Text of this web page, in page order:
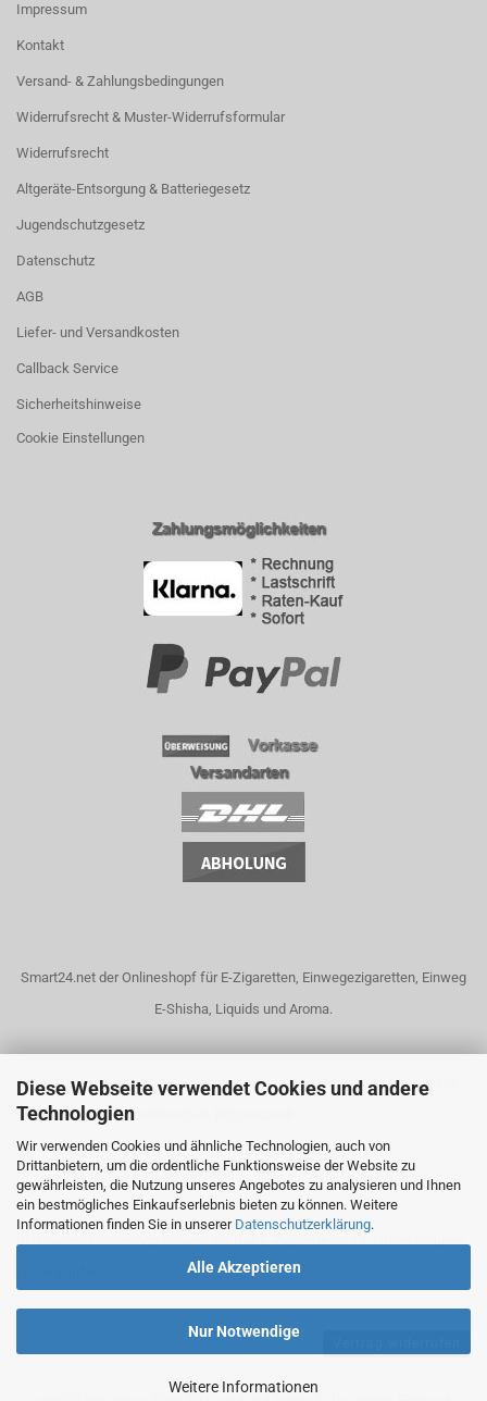
Diese Webseite verwendet Cookies und andere
Technologien
Wir verwenden Cookies und ähnliche Technologien, auch von
Drittanbietern, um die ordentliche Funktionsweise der Website zu
gewährleisten, die Nutzung unseres Angebotes zu analysieren und Ihnen
ein bestmögliches Einkaufserlebnis bieten zu können. Weitere
Informationen finden Sie in unserer Datenschutzerklärung.
Alle Akzeptieren
Nur Notwendige
Weitere Informationen
Impressum
Kontakt
Versand- & Zahlungsbedingungen
Widerrufsrecht & Muster-Widerrufsformular
Widerrufsrecht
Altgeräte-Entsorgung & Batteriegesetz
Jugendschutzgesetz
Datenschutz
AGB
Liefer- und Versandkosten
Callback Service
Sicherheitshinweise
Cookie Einstellungen
Smart24.net der Onlineshopf für E-Zigaretten, Einwegezigaretten, Einweg
E-Shisha, Liquids und Aroma.
Unser Dampfshop bietet eine riesige Auswahl an Dampfgeräten, Liquids
und elektrische Zigaretten! DHL Blitzversand!
Unsere Elektrischen Zigaretten dienen nicht zur Rauchentwöhnung!
In unserem Onlineshop können Sie Ihre E-Zigarette ab 18 Jahren bequem